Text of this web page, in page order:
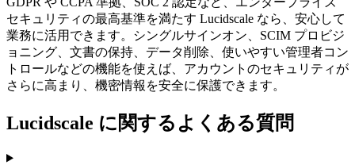
セキュリティの最高基準を満たす Lucidscale なら、安心して
業務に活用できます。シングルサインオン、SCIM プロビジ
ョニング、文書の保持、データ削除、使いやすい管理者コン
トロールなどの機能を使えば、アカウントのセキュリティが
さらに高まり、機密情報を安全に保護できます。
Lucidscale に関するよくある質問